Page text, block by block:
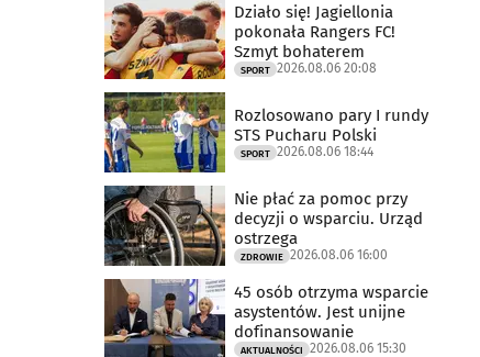
Działo się! Jagiellonia
pokonała Rangers FC!
Szmyt bohaterem
SPORT 2026.08.06 20:08
Rozlosowano pary I rundy
STS Pucharu Polski
SPORT 2026.08.06 18:44
Nie płać za pomoc przy
decyzji o wsparciu. Urząd
ostrzega
ZDROWIE 2026.08.06 16:00
45 osób otrzyma wsparcie
asystentów. Jest unijne
dofinansowanie
AKTUALNOŚCI 2026.08.06 15:30